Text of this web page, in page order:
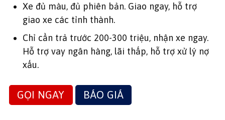
Xe đủ màu, đủ phiên bản. Giao ngay, hỗ trợ
giao xe các tỉnh thành.
Chỉ cần trả trước 200-300 triệu, nhận xe ngay.
Hỗ trợ vay ngân hàng, lãi thấp, hỗ trợ xử lý nợ
xấu.
GỌI NGAY BÁO GIÁ